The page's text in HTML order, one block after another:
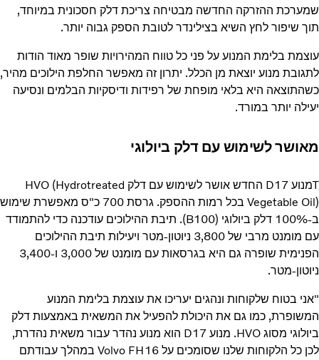
שמערכת ההזרקה החדשה מבטיחה צריכת דלק חסכונית במיוחד,
תוך שיפור לחץ השיא בצילינדר לטובת הספק גבוה יותר.
עוצמת בלימת המנוע על פני כל טווח המהירויות שופר מאוד הודות
לתגובת מנוע יוצאת מן הכלל. יתרון זה מאפשר החלפת הילוכים מהיר,
כשהתוצאה היא בלאי מופחת של רפידות ודיסקיות הבלמים ונסיעה
יעילה יותר במורד.
מאושר לשימוש עם דלק ביולוגי
Tמנוע D17 החדש אושר לשימוש עם דלק HVO (Hydrotreated
Vegetable Oil) בכל רמות ההספק. גרסת 700 כ"ס מאפשרת שימוש
ב-100% דלק ביולוגי (B100). תיבת ההילוכים עודכנה כדי להתמודד
עם מומנט מרבי של 3,800 ניוטון-מטר ויעילות תיבת ההילוכים
הפנימית שופרה גם היא בגרסאות עם מומנט של 3,000 ו-3,400
ניוטון-מטר.
"אני בטוח שלקוחות ונהגים יעריכו את עוצמת בלימת המנוע
המשופרת, כמו גם את היכולת להפעיל את המשאית באמצעות דלק
ביולוגי מסוג HVO. מנוע D17 הוא מנוע נהדר עבור משאית נהדרת,
לכן כל הלקוחות שלנו שסומכים על Volvo FH16 במהלך עבודתם